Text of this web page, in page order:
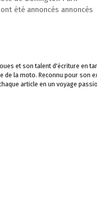
été annoncés annoncés
et son talent d'écriture en
de la moto. Reconnu pour
article en un voyage